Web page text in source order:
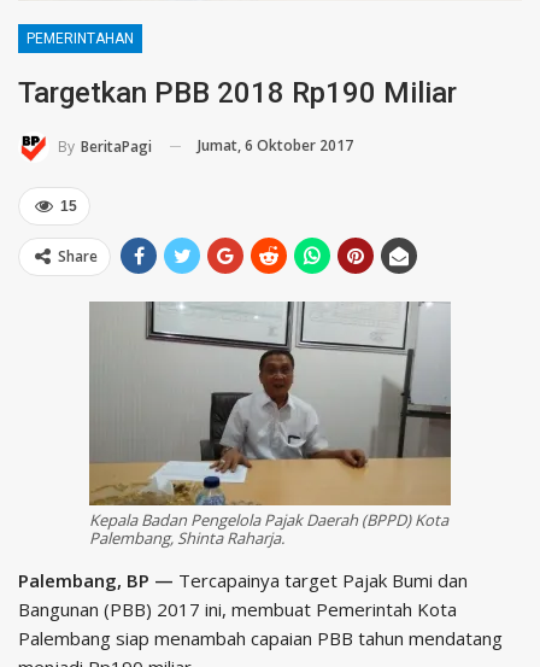
PEMERINTAHAN
Targetkan PBB 2018 Rp190 Miliar
By BeritaPagi Jumat, 6 Oktober 2017
15
Share
Kepala Badan Pengelola Pajak Daerah (BPPD) Kota
Palembang, Shinta Raharja.
Palembang, BP — Tercapainya target Pajak Bumi dan
Bangunan (PBB) 2017 ini, membuat Pemerintah Kota
Palembang siap menambah capaian PBB tahun mendatang